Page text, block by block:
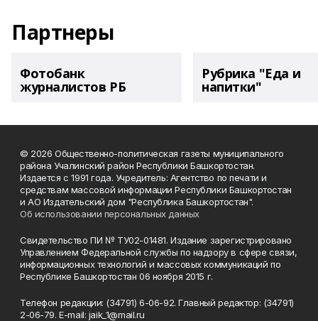
Партнеры
Фотобанк
журналистов РБ
Рубрика "Еда и
напитки"
© 2026 Общественно-политическая газеты муниципального
района Учалинский район Республики Башкортостан.
Издается с 1991 года. Учредитель: Агентство по печати и
средствам массовой информации Республики Башкортостан
и АО Издательский дом "Республика Башкортостан".
Об использовании персональных данных
Свидетельство ПИ № ТУ02-01481. Издание зарегистрировано
Управлением Федеральной службы по надзору в сфере связи,
информационных технологий и массовых коммуникаций по
Республике Башкортостан 06 ноября 2015 г.
Телефон редакции: (34791) 6-06-92. Главный редактор: (34791)
2-06-79. Е-mаil: jaik_1@mail.ru